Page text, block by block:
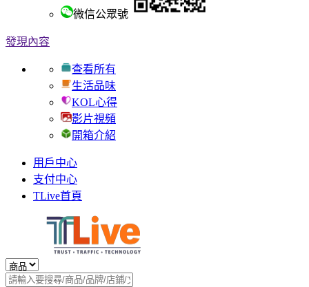
微信公眾號
發現內容
查看所有
生活品味
KOL心得
影片視頻
開箱介紹
用戶中心
支付中心
TLive首頁